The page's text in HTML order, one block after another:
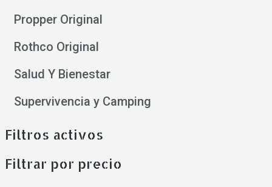
Propper Original
Rothco Original
Salud Y Bienestar
Supervivencia y Camping
Filtros activos
Filtrar por precio